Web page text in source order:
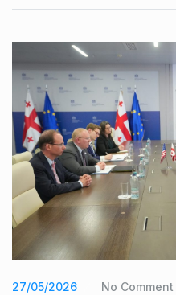
27/05/2026 No Comment